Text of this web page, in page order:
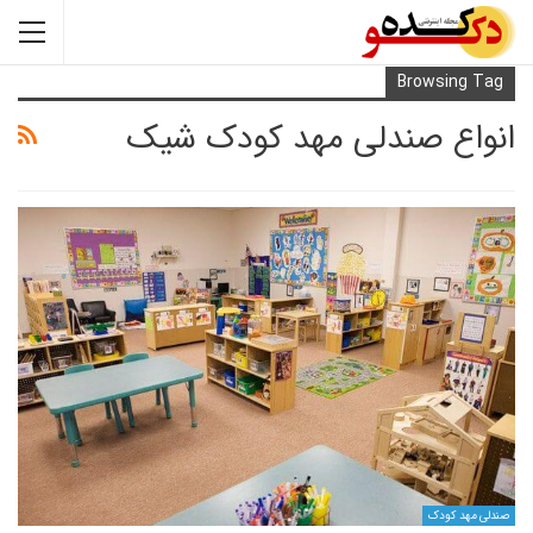
صندلی مهد کودک شیک